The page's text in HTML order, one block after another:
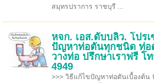
สมุทรปราการ ราชบุรี ...
หจก. เอส.ดับบลิว. โปร
ปัญหาท่อตันทุกชนิด ท่อ
วางท่อ ปรึกษาเราฟรี โ
4949
>>> วิธีแก้ไขปัญหาท่อตันเบื้องต้น